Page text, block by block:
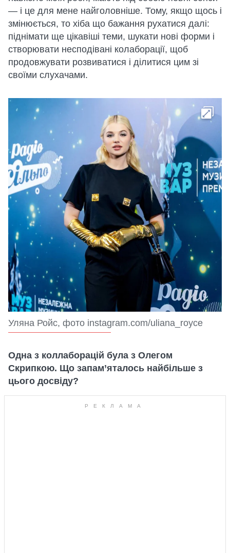
— і це для мене найголовніше. Тому, якщо щось і
змінюється, то хіба що бажання рухатися далі:
піднімати ще цікавіші теми, шукати нові форми і
створювати несподівані колаборації, щоб
продовжувати розвиватися і ділитися цим зі
своїми слухачами.
Уляна Ройс, фото instagram.com/uliana_royce
Одна з коллаборацій була з Олегом
Скрипкою. Що запам’яталось найбільше з
цього досвіду?